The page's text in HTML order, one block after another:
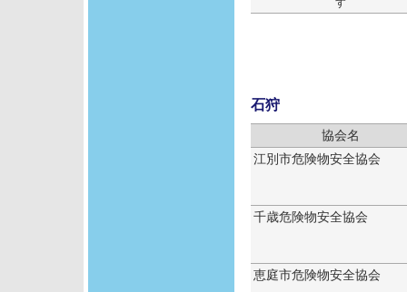
す
石狩
協会名
江別市危険物安全協会
千歳危険物安全協会
恵庭市危険物安全協会